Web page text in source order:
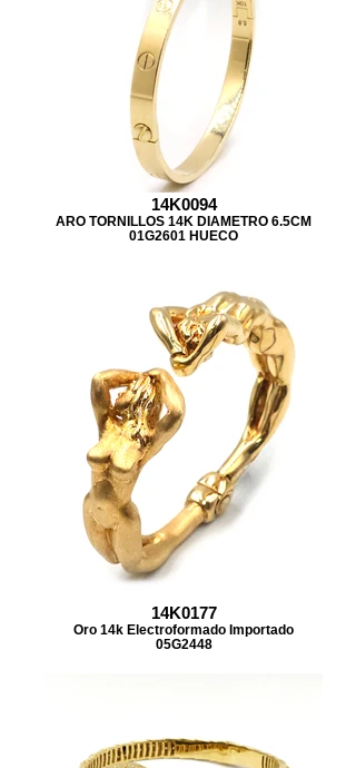
14K0094
ARO TORNILLOS 14K DIAMETRO 6.5CM
01G2601 HUECO
14K0177
Oro 14k Electroformado Importado
05G2448